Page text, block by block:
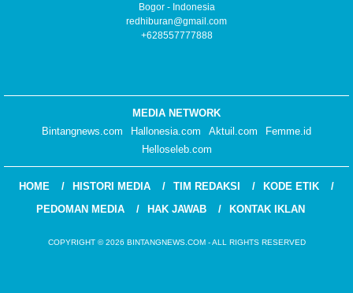
Bogor - Indonesia
redhiburan@gmail.com
+628557777888
MEDIA NETWORK
Bintangnews.com
Hallonesia.com Aktuil.com
Femme.id
Helloseleb.com
HOME HISTORI MEDIA TIM REDAKSI
KODE ETIK
PEDOMAN MEDIA
HAK JAWAB KONTAK IKLAN
COPYRIGHT © 2026 BINTANGNEWS.COM - ALL RIGHTS RESERVED